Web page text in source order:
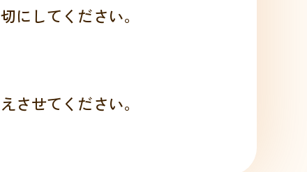
にしてください。
させてください。